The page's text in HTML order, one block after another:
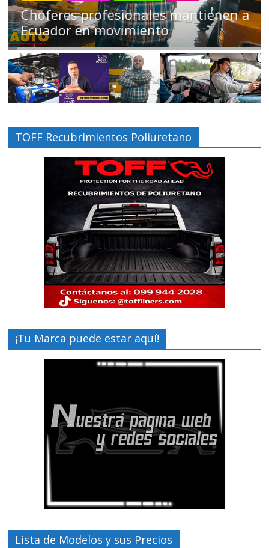
Choferes profesionales mantienen a
Ecuador en movimiento
TOFF Recubrimientos Poliuretano
¡Tu Marca puede estar aquí!
Lista de Modelos y sus Precios